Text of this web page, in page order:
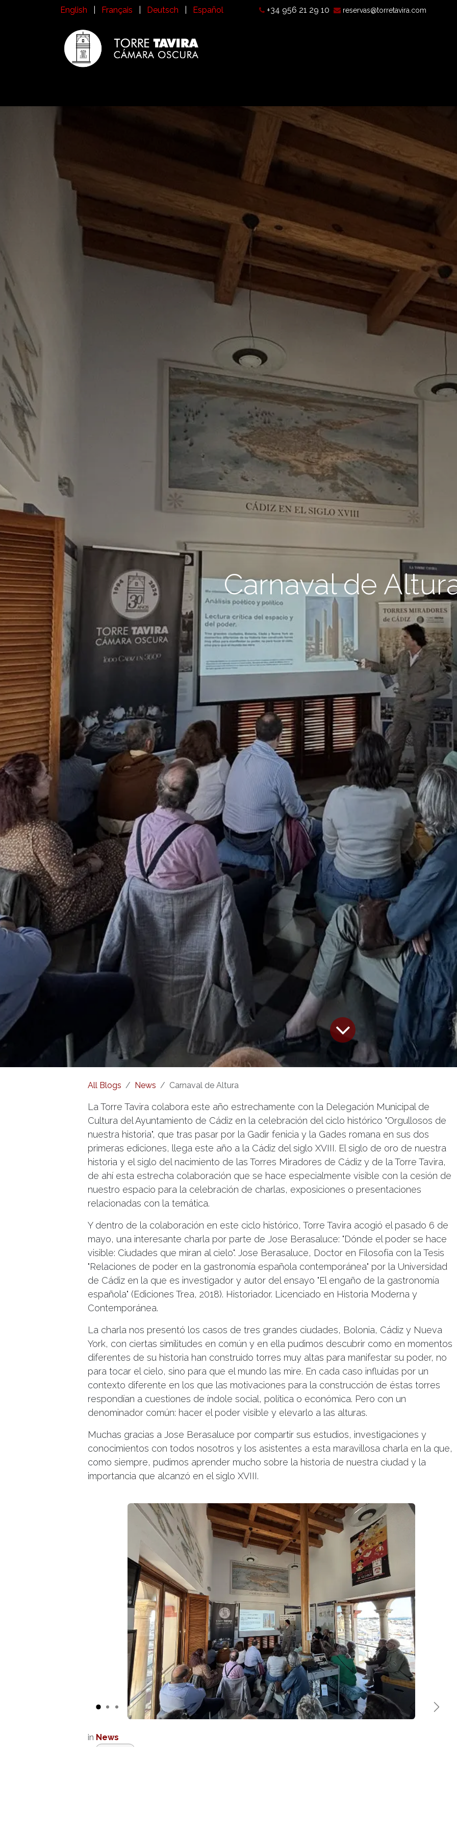
English Français Deutsch Español +34 956 21 29 10 reservas@torretavira.com
Carnaval de
All Blogs News Carnaval de Altura
La Torre Tavira colabora este año estrechamente con la Delegación Municipal de
Cultura del Ayuntamiento de Cádiz en la celebración del ciclo histórico "Orgullosos de
nuestra historia", que tras pasar por la Gadir fenicia y la Gades romana en sus dos
primeras ediciones, llega este año a la Cádiz del siglo XVIII. El siglo de oro de nuestra
historia y el siglo del nacimiento de las Torres Miradores de Cádiz y de la Torre Tavira,
de ahí esta estrecha colaboración que se hace especialmente visible con la cesión de
nuestro espacio para la celebración de charlas, exposiciones o presentaciones
relacionadas con la temática.
Y dentro de la colaboración en este ciclo histórico, Torre Tavira acogió el pasado 6 de
mayo, una interesante charla por parte de Jose Berasaluce: "Dónde el poder se hace
visible: Ciudades que miran al cielo". Jose Berasaluce, Doctor en Filosofía con la Tesis
"Relaciones de poder en la gastronomía española contemporánea" por la Universidad
de Cádiz en la que es investigador y autor del ensayo "El engaño de la gastronomía
española" (Ediciones Trea, 2018). Historiador. Licenciado en Historia Moderna y
Contemporánea.
La charla nos presentó los casos de tres grandes ciudades, Bolonia, Cádiz y Nueva
York, con ciertas similitudes en común y en ella pudimos descubrir como en momentos
diferentes de su historia han construido torres muy altas para manifestar su poder, no
para tocar el cielo, sino para que el mundo las mire. En cada caso influidas por un
contexto diferente en los que las motivaciones para la construcción de éstas torres
respondían a cuestiones de índole social, política o económica. Pero con un
denominador común: hacer el poder visible y elevarlo a las alturas.
Muchas gracias a Jose Berasaluce por compartir sus estudios, investigaciones y
conocimientos con todos nosotros y los asistentes a esta maravillosa charla en la que,
como siempre, pudimos aprender mucho sobre la historia de nuestra ciudad y la
importancia que alcanzó en el siglo XVIII.
Anterior
in News